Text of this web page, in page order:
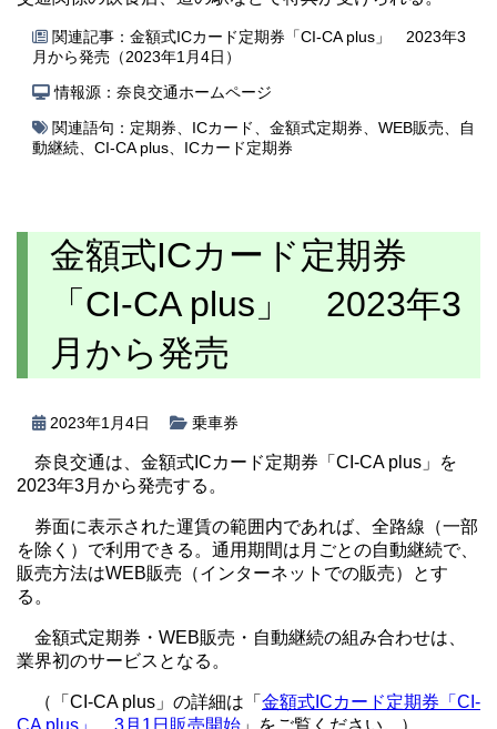
関連記事： 金額式ICカード定期券「CI-CA plus」 2023年3
月から発売（2023年1月4日）
情報源：奈良交通ホームページ
関連語句： 定期券 ICカード 金額式定期券 WEB販売
自
動継続
CI-CA plus ICカード定期券
金額式ICカード定期券
「CI-CA plus」 2023年3
月から発売
2023年1月4日 乗車券
奈良交通は、金額式ICカード定期券「CI-CA plus」を
2023年3月から発売する。
券面に表示された運賃の範囲内であれば、全路線（一部
を除く）で利用できる。通用期間は月ごとの自動継続で、
販売方法はWEB販売（インターネットでの販売）とす
る。
金額式定期券・WEB販売・自動継続の組み合わせは、
業界初のサービスとなる。
（「CI-CA plus」の詳細は「 金額式ICカード定期券「CI-